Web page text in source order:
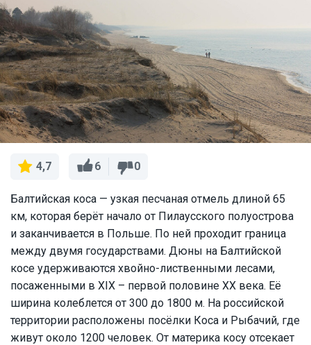
4,7 6 0
Балтийская коса — узкая песчаная отмель длиной 65
км, которая берёт начало от Пилаусского полуострова
и заканчивается в Польше. По ней проходит граница
между двумя государствами. Дюны на Балтийской
косе удерживаются хвойно-лиственными лесами,
посаженными в XIX – первой половине XX века. Её
ширина колеблется от 300 до 1800 м. На российской
территории расположены посёлки Коса и Рыбачий, где
живут около 1200 человек. От материка косу отсекает